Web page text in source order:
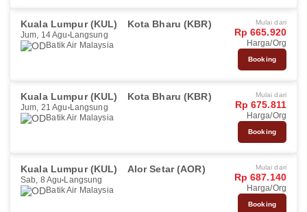
Kuala Lumpur (KUL) Kota Bharu (KBR)
Jum, 14 Agu Langsung
Batik Air Malaysia
Mulai dari
Rp 665.920
Harga/Org
Booking
Kuala Lumpur (KUL) Kota Bharu (KBR)
Jum, 21 Agu Langsung
Batik Air Malaysia
Mulai dari
Rp 675.811
Harga/Org
Booking
Kuala Lumpur (KUL) Alor Setar (AOR)
Sab, 8 Agu Langsung
Batik Air Malaysia
Mulai dari
Rp 687.140
Harga/Org
Booking